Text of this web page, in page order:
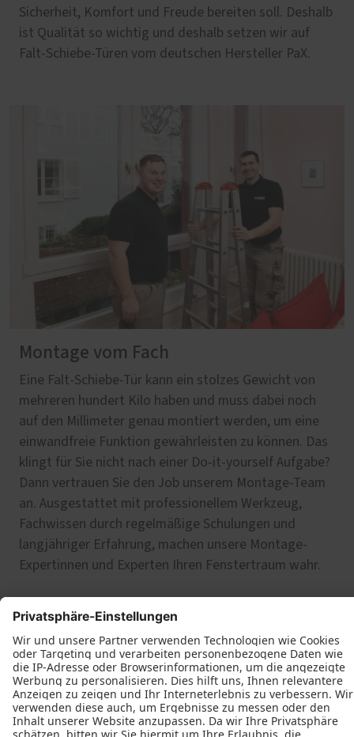
Sicherheit, Komfort und Freude bereiten soll. Deshalb
ist Qualität so wichtig und deshalb setzen wir auf
Falt-Schiebe-Türen vom deutschen Hersteller PaX.
Montage vom Fach
Eine Falt-Schiebe-Tür kann ein stolzes Gewicht von
mehreren hundert Kilo haben und muss dabei noch
auf den Millimeter genau montiert werden, um eine
einwandfreie Funktion gewährleisten zu können. Das
klingt für Sie nicht nach einer Do-it-yourself Aufgabe?
Dann vertrauen Sie den Job unserem Montage-Team
an. Ausgestattet mit professionellem Werkzeug,
Fachwissen durch regelmäßige Schulungen und
langjähriger Erfahrung, machen unsere Montage-
Expertinnen und Experten Ihren Fenstertraum wahr.